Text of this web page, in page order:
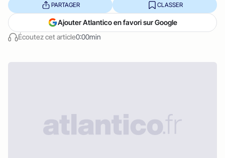
Écoutez cet article0:00min
PARTAGER CLASSER
Ajouter Atlantico en favori sur Google